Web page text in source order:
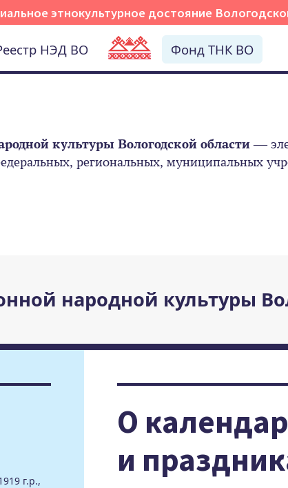
этнокультурное достояние
НЭД ВО Фонд ТНК ВО
культуры Вологодской области—
региональных, муниципальных
народной культуры
г.р.,
О
и